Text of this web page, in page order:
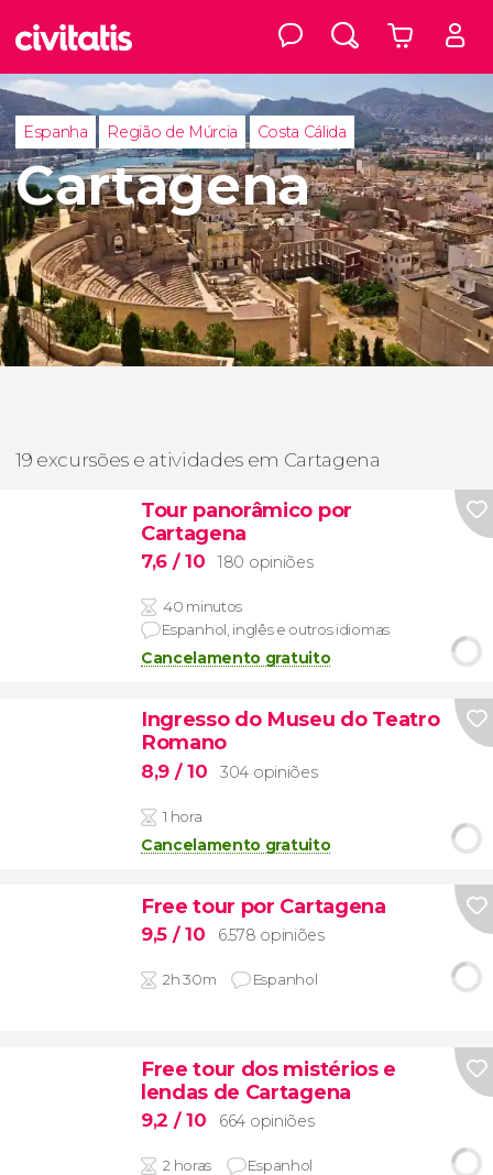
Espanha Região de Múrcia Costa Cálida
Cartagena
19 excursões e atividades em Cartagena
Tour panorâmico por
Cartagena
7,6 / 10 180 opiniões
40 minutos
Espanhol, inglês e outros idiomas
Cancelamento gratuito
Ingresso do Museu do Teatro
Romano
8,9 / 10 304 opiniões
1 hora
Cancelamento gratuito
Free tour por Cartagena
9,5 / 10 6.578 opiniões
2h 30m Espanhol
Free tour dos mistérios e
lendas de Cartagena
9,2 / 10 664 opiniões
2 horas Espanhol